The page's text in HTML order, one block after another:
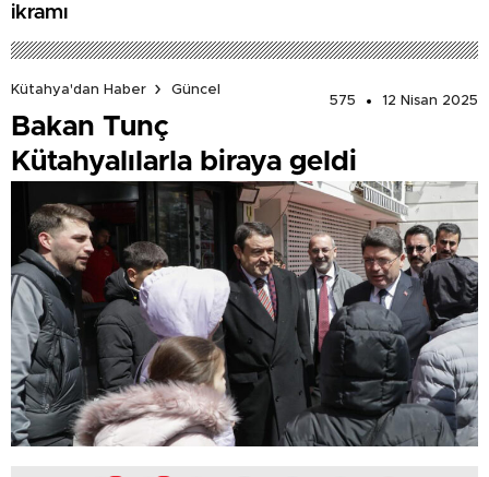
ikramı
Kütahya'dan Haber
Güncel
575
12 Nisan 2025
Bakan Tunç
Kütahyalılarla biraya geldi